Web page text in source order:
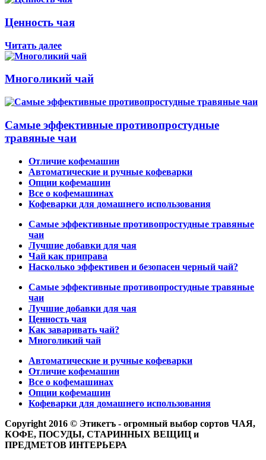
Ценность чая
Читать далее
Многоликий чай
Самые эффективные противопростудные
травяные чаи
Отличие кофемашин
Автоматические и ручные кофеварки
Опции кофемашин
Все о кофемашинах
Кофеварки для домашнего использования
Самые эффективные противопростудные травяные
чаи
Лучшие добавки для чая
Чай как приправа
Насколько эффективен и безопасен черный чай?
Самые эффективные противопростудные травяные
чаи
Лучшие добавки для чая
Ценность чая
Как заваривать чай?
Многоликий чай
Автоматические и ручные кофеварки
Отличие кофемашин
Все о кофемашинах
Опции кофемашин
Кофеварки для домашнего использования
Copyright 2016 © Этикетъ - огромный выбор сортов ЧАЯ,
КОФЕ, ПОСУДЫ, СТАРИННЫХ ВЕЩИЦ и
ПРЕДМЕТОВ ИНТЕРЬЕРА